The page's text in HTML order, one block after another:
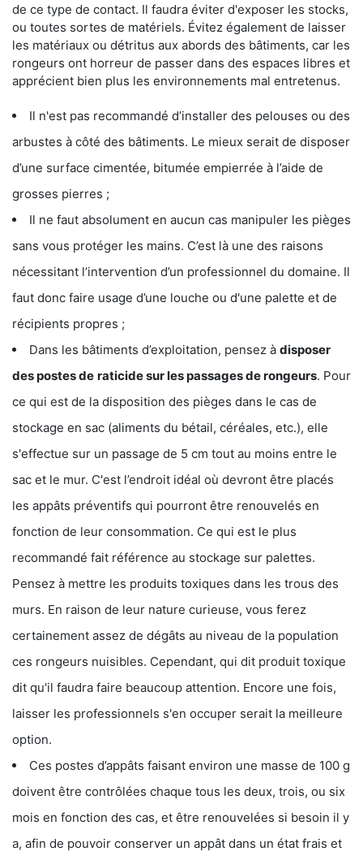
de ce type de contact. Il faudra éviter d'exposer les stocks,
ou toutes sortes de matériels. Évitez également de laisser
les matériaux ou détritus aux abords des bâtiments, car les
rongeurs ont horreur de passer dans des espaces libres et
apprécient bien plus les environnements mal entretenus.
Il n'est pas recommandé d’installer des pelouses ou des
arbustes à côté des bâtiments. Le mieux serait de disposer
d’une surface cimentée, bitumée empierrée à l’aide de
grosses pierres ;
Il ne faut absolument en aucun cas manipuler les pièges
sans vous protéger les mains. C’est là une des raisons
nécessitant l’intervention d’un professionnel du domaine. Il
faut donc faire usage d’une louche ou d'une palette et de
récipients propres ;
Dans les bâtiments d’exploitation, pensez à disposer
des postes de raticide sur les passages de rongeurs. Pour
ce qui est de la disposition des pièges dans le cas de
stockage en sac (aliments du bétail, céréales, etc.), elle
s'effectue sur un passage de 5 cm tout au moins entre le
sac et le mur. C'est l’endroit idéal où devront être placés
les appâts préventifs qui pourront être renouvelés en
fonction de leur consommation. Ce qui est le plus
recommandé fait référence au stockage sur palettes.
Pensez à mettre les produits toxiques dans les trous des
murs. En raison de leur nature curieuse, vous ferez
certainement assez de dégâts au niveau de la population
ces rongeurs nuisibles. Cependant, qui dit produit toxique
dit qu'il faudra faire beaucoup attention. Encore une fois,
laisser les professionnels s'en occuper serait la meilleure
option.
Ces postes d’appâts faisant environ une masse de 100 g
doivent être contrôlées chaque tous les deux, trois, ou six
mois en fonction des cas, et être renouvelées si besoin il y
a, afin de pouvoir conserver un appât dans un état frais et